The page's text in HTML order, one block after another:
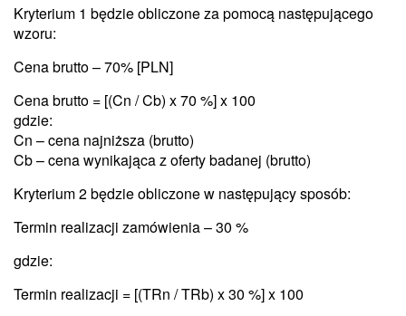
Kryterium 1 będzie obliczone za pomocą następującego
wzoru:
Cena brutto – 70% [PLN]
Cena brutto = [(Cn / Cb) x 70 %] x 100
gdzie:
Cn – cena najniższa (brutto)
Cb – cena wynikająca z oferty badanej (brutto)
Kryterium 2 będzie obliczone w następujący sposób:
Termin realizacji zamówienia – 30 %
gdzie:
Termin realizacji = [(TRn / TRb) x 30 %] x 100